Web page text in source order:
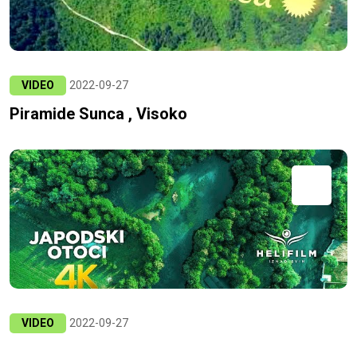
VIDEO 2022-09-27
Piramide Sunca , Visoko
VIDEO 2022-09-27